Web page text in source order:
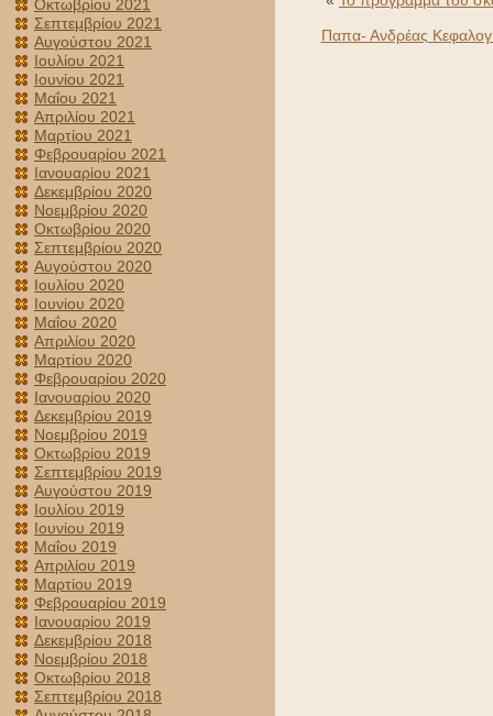
Οκτωβρίου 2021
Σεπτεμβρίου 2021
Αυγούστου 2021
Ιουλίου 2021
Ιουνίου 2021
Μαΐου 2021
Απριλίου 2021
Μαρτίου 2021
Φεβρουαρίου 2021
Ιανουαρίου 2021
Δεκεμβρίου 2020
Νοεμβρίου 2020
Οκτωβρίου 2020
Σεπτεμβρίου 2020
Αυγούστου 2020
Ιουλίου 2020
Ιουνίου 2020
Μαΐου 2020
Απριλίου 2020
Μαρτίου 2020
Φεβρουαρίου 2020
Ιανουαρίου 2020
Δεκεμβρίου 2019
Νοεμβρίου 2019
Οκτωβρίου 2019
Σεπτεμβρίου 2019
Αυγούστου 2019
Ιουλίου 2019
Ιουνίου 2019
Μαΐου 2019
Απριλίου 2019
Μαρτίου 2019
Φεβρουαρίου 2019
Ιανουαρίου 2019
Δεκεμβρίου 2018
Νοεμβρίου 2018
Οκτωβρίου 2018
Σεπτεμβρίου 2018
Παπα- Ανδρέας